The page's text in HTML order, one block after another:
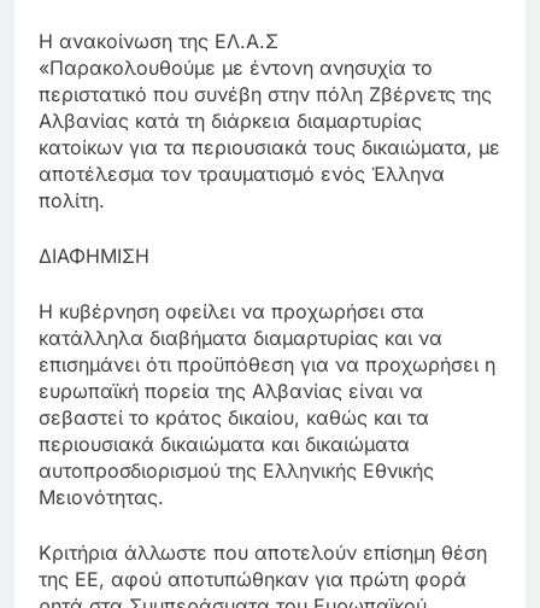
Η ανακοίνωση της ΕΛ.Α.Σ
«Παρακολουθούμε με έντονη ανησυχία το
περιστατικό που συνέβη στην πόλη Ζβέρνετς της
Αλβανίας κατά τη διάρκεια διαμαρτυρίας
κατοίκων για τα περιουσιακά τους δικαιώματα, με
αποτέλεσμα τον τραυματισμό ενός Έλληνα
πολίτη.
ΔΙΑΦΗΜΙΣΗ
Η κυβέρνηση οφείλει να προχωρήσει στα
κατάλληλα διαβήματα διαμαρτυρίας και να
επισημάνει ότι προϋπόθεση για να προχωρήσει η
ευρωπαϊκή πορεία της Αλβανίας είναι να
σεβαστεί το κράτος δικαίου, καθώς και τα
περιουσιακά δικαιώματα και δικαιώματα
αυτοπροσδιορισμού της Ελληνικής Εθνικής
Μειονότητας.
Κριτήρια άλλωστε που αποτελούν επίσημη θέση
της ΕΕ, αφού αποτυπώθηκαν για πρώτη φορά